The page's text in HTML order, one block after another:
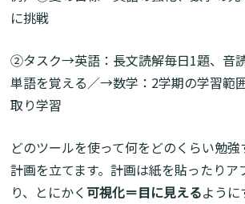
に挑戦
②タスク→英語：長文読解毎日1題、音
単語を覚える／→数学：2学期の学習範
取り学習
どのツールを使って何をどのくらい勉
計画を立てます。計画は紙を貼ったりア
り、とにかく 可視化＝目に見えるよう